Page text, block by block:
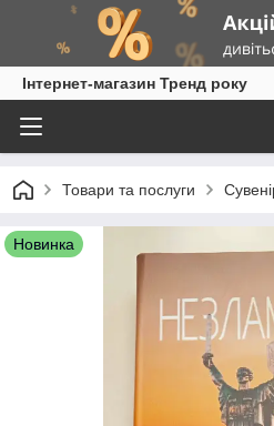
Інтернет-магазин Тренд року
Товари та послуги
Новинка